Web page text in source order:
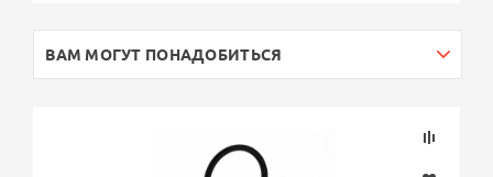
ВАМ МОГУТ ПОНАДОБИТЬСЯ